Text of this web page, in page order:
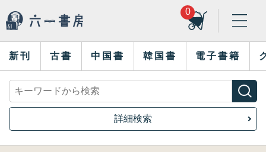
0
新刊 古書 中国書 韓国書 電子書籍
詳細検索